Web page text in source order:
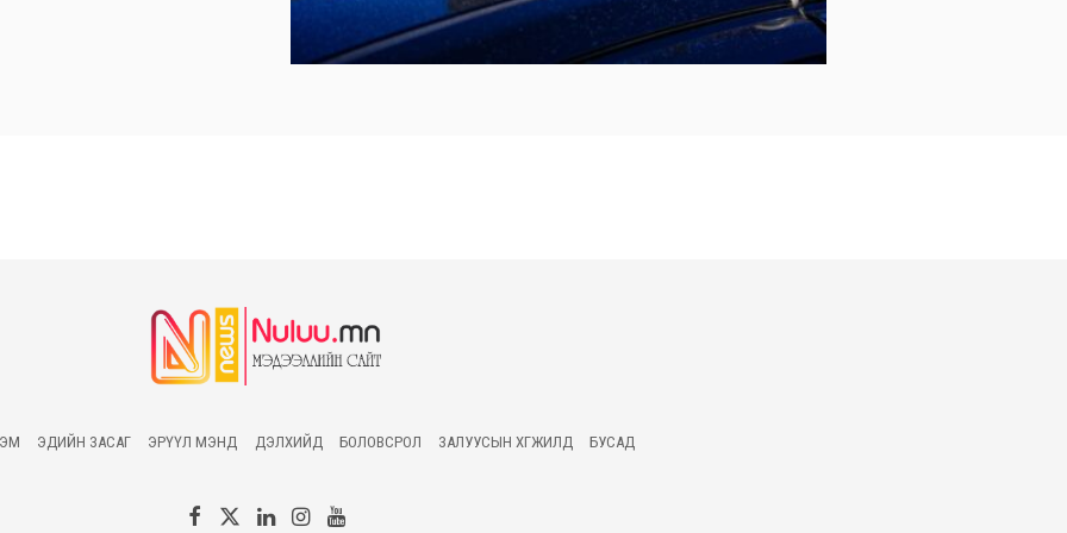
ЭДИЙН ЗАСАГ ЭРҮҮЛ МЭНД ДЭЛХИЙД БОЛОВСРОЛ ЗАЛУУСЫН ХӨГЖИЛД БУСАД